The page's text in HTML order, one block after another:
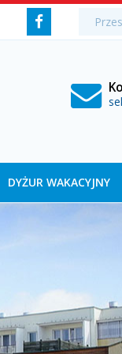
MediaFacebook
fraza:
DYŻUR WAKACYJNY